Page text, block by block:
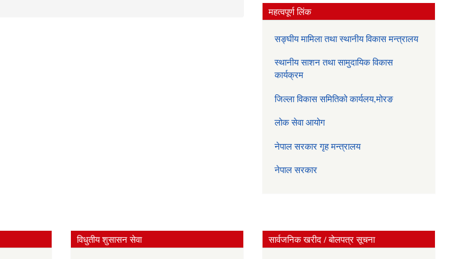
महत्वपूर्ण लिंक
सङ्घीय मामिला तथा स्थानीय विकास मन्त्रालय
स्थानीय साशन तथा सामुदायिक विकास
कार्यक्रम
जिल्ला विकास समितिको कार्यलय,मोरङ
लोक सेवा आयोग
नेपाल सरकार गृह मन्त्रालय
नेपाल सरकार
विधुतीय शुसासन सेवा सार्वजनिक खरीद / बोलपत्र सूचना